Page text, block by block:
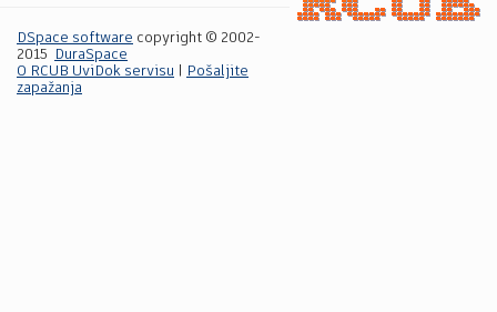
DSpace software copyright © 2002-
2015
DuraSpace
O RCUB UviDok servisu
Pošaljite
zapažanja